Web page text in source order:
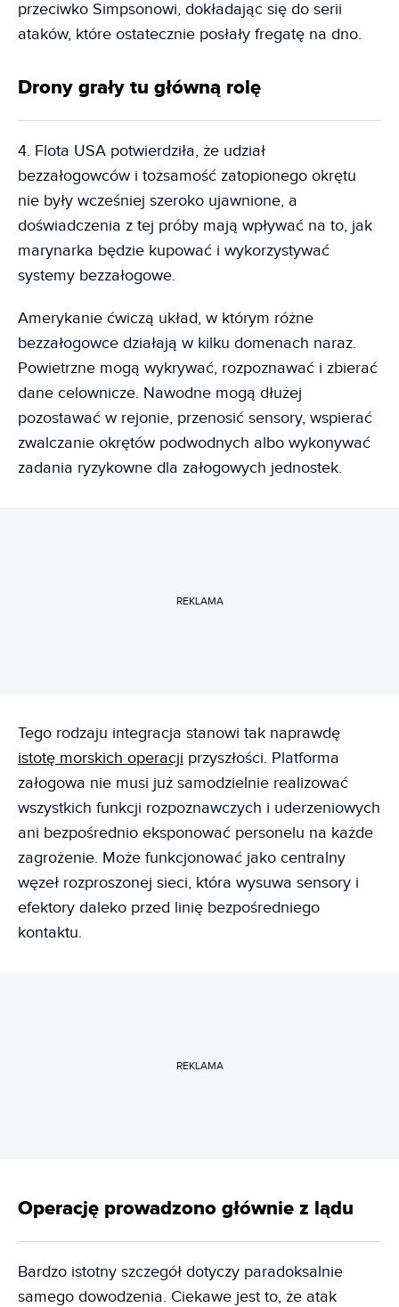
przeciwko Simpsonowi, dokładając się do serii
ataków, które ostatecznie posłały fregatę na dno.
Drony grały tu główną rolę
4. Flota USA potwierdziła, że udział
bezzałogowców i tożsamość zatopionego okrętu
nie były wcześniej szeroko ujawnione, a
doświadczenia z tej próby mają wpływać na to, jak
marynarka będzie kupować i wykorzystywać
systemy bezzałogowe.
Amerykanie ćwiczą układ, w którym różne
bezzałogowce działają w kilku domenach naraz.
Powietrzne mogą wykrywać, rozpoznawać i zbierać
dane celownicze. Nawodne mogą dłużej
pozostawać w rejonie, przenosić sensory, wspierać
zwalczanie okrętów podwodnych albo wykonywać
zadania ryzykowne dla załogowych jednostek.
REKLAMA
Tego rodzaju integracja stanowi tak naprawdę
istotę morskich operacji przyszłości. Platforma
załogowa nie musi już samodzielnie realizować
wszystkich funkcji rozpoznawczych i uderzeniowych
ani bezpośrednio eksponować personelu na każde
zagrożenie. Może funkcjonować jako centralny
węzeł rozproszonej sieci, która wysuwa sensory i
efektory daleko przed linię bezpośredniego
kontaktu.
REKLAMA
Operację prowadzono głównie z lądu
Bardzo istotny szczegół dotyczy paradoksalnie
samego dowodzenia. Ciekawe jest to, że atak